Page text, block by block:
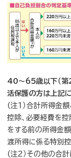
40～65歳以下（第
活保護の方は上記
(注1）合計所得金
控除、必要経費を
をする前の所得金
渡所得に係る特別
(注2）その他の合